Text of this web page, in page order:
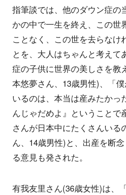
指筆談では、他のダウン症の
かの中で一生を終え、この世
ことなく、この世を去らなけ
とを、大人はちゃんと考えて
症の子供に世界の美しさを教
本悠夢さん、13歳男性)、「
いるのは、本当は産みたかっ
んじゃだめよ』ということで
さんが日本中にたくさんいる
ん、14歳男性)と、出産を断
る意見も発された。
有我友里さん(36歳女性)は、